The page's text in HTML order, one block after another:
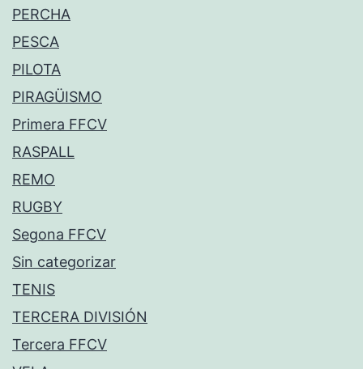
PERCHA
PESCA
PILOTA
PIRAGÜISMO
Primera FFCV
RASPALL
REMO
RUGBY
Segona FFCV
Sin categorizar
TENIS
TERCERA DIVISIÓN
Tercera FFCV